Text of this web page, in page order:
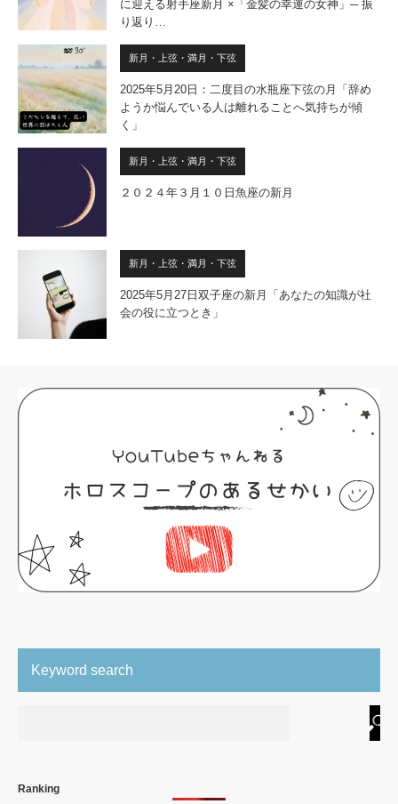
に迎える射手座新月 ×「金髪の幸運の女神」─ 振
り返り…
新月・上弦・満月・下弦
2025年5月20日：二度目の水瓶座下弦の月「辞め
ようか悩んでいる人は離れることへ気持ちが傾
く」
新月・上弦・満月・下弦
２０２４年３月１０日魚座の新月
新月・上弦・満月・下弦
2025年5月27日双子座の新月「あなたの知識が社
会の役に立つとき」
Keyword search
Ranking